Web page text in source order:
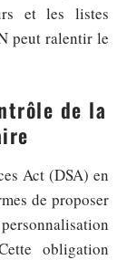
et les listes
peut ralentir le
de la
Act (DSA) en
de proposer
obligation